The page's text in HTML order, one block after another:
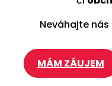
Neváhajte
MÁM ZÁUJEM